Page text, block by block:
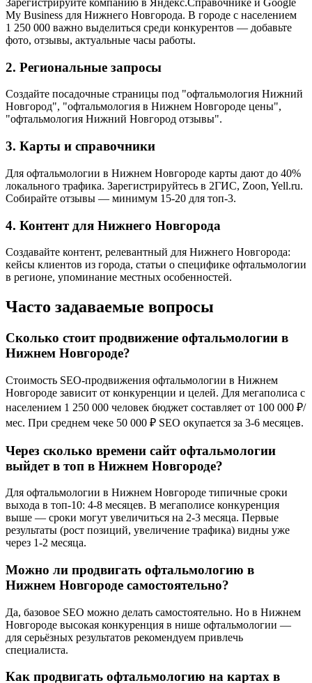
Зарегистрируйте компанию в Яндекс.Справочнике и Google
My Business для Нижнего Новгорода. В городе с населением
1 250 000 важно выделиться среди конкурентов — добавьте
фото, отзывы, актуальные часы работы.
2. Региональные запросы
Создайте посадочные страницы под "офтальмология Нижний
Новгород", "офтальмология в Нижнем Новгороде цены",
"офтальмология Нижний Новгород отзывы".
3. Карты и справочники
Для офтальмологии в Нижнем Новгороде карты дают до 40%
локального трафика. Зарегистрируйтесь в 2ГИС, Zoon, Yell.ru.
Собирайте отзывы — минимум 15-20 для топ-3.
4. Контент для Нижнего Новгорода
Создавайте контент, релевантный для Нижнего Новгорода:
кейсы клиентов из города, статьи о специфике офтальмологии
в регионе, упоминание местных особенностей.
Часто задаваемые вопросы
Сколько стоит продвижение офтальмологии в
Нижнем Новгороде?
Стоимость SEO-продвижения офтальмологии в Нижнем
Новгороде зависит от конкуренции и целей. Для мегаполиса с
населением 1 250 000 человек бюджет составляет от 100 000 ₽/
мес. При среднем чеке 50 000 ₽ SEO окупается за 3-6 месяцев.
Через сколько времени сайт офтальмологии
выйдет в топ в Нижнем Новгороде?
Для офтальмологии в Нижнем Новгороде типичные сроки
выхода в топ-10: 4-8 месяцев. В мегаполисе конкуренция
выше — сроки могут увеличиться на 2-3 месяца. Первые
результаты (рост позиций, увеличение трафика) видны уже
через 1-2 месяца.
Можно ли продвигать офтальмологию в
Нижнем Новгороде самостоятельно?
Да, базовое SEO можно делать самостоятельно. Но в Нижнем
Новгороде высокая конкуренция в нише офтальмологии —
для серьёзных результатов рекомендуем привлечь
специалиста.
Как продвигать офтальмологию на картах в